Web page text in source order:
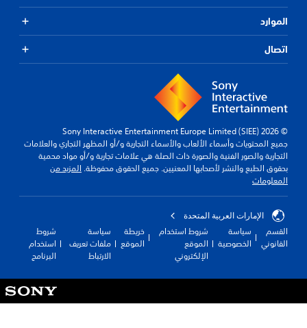
الموارد
اتصال
© 2026 Sony Interactive Entertainment Europe Limited (SIEE)
جميع المحتويات وأسماء الألعاب والأسماء التجارية و/أو المظهر التجاري والعلامات
التجارية والصور الفنية والصورة ذات الصلة هي علامات تجارية و/أو مواد محمية
بحقوق الطبع والنشر لأصحابها المعنيين. جميع الحقوق محفوظة.المزيد من
المعلومات
الإمارات العربية المتحدة
القسم
القانوني
سياسة
الخصوصية
شروط استخدام
الموقع
الإلكتروني
خريطة
الموقع
سياسة
ملفات تعريف
الارتباط
شروط
استخدام
البرنامج